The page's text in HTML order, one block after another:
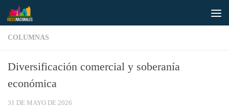
Saltar al contenido
COLUMNAS
Diversificación comercial y soberanía
económica
31 DE MAYO DE 2026